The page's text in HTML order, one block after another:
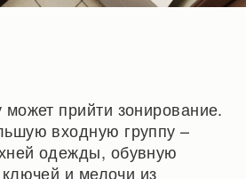
прийти зонирование.
входную группу –
одежды, обувную
и мелочи из